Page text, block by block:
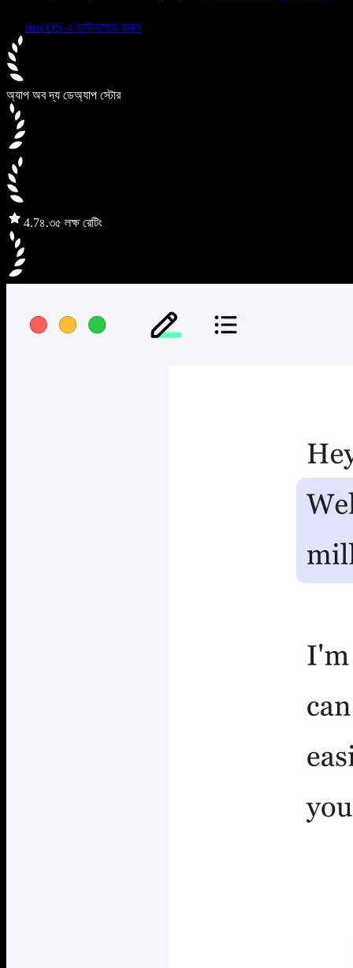
macOS-এ ডাউনলোড করুন
অ্যাপ অব দ্য ডেঅ্যাপ স্টোর
4.7৪.৩৫ লক্ষ রেটিং